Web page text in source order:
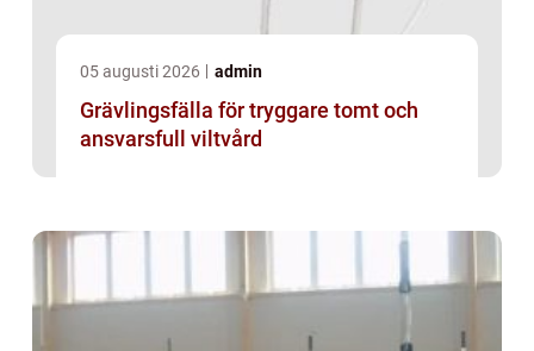
05 augusti 2026 admin
Grävlingsfälla för tryggare tomt och
ansvarsfull viltvård